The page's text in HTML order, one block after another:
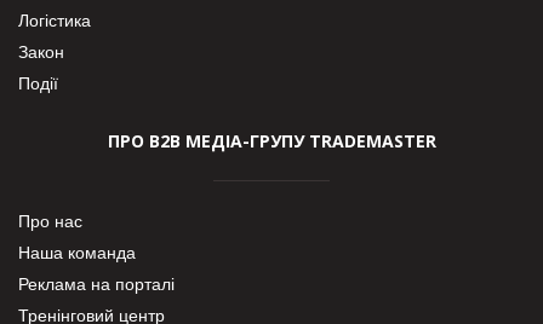
Логістика
Закон
Події
ПРО В2В МЕДІА-ГРУПУ TRADEMASTER
Про нас
Наша команда
Реклама на порталі
Тренінговий центр